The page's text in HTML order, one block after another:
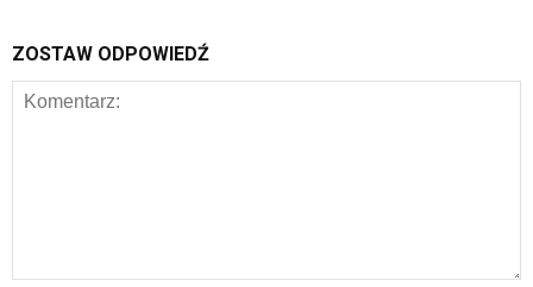
ZOSTAW ODPOWIEDŹ